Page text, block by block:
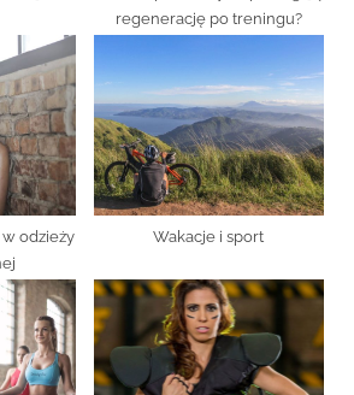
regenerację po treningu?
odzieży
Wakacje i sport